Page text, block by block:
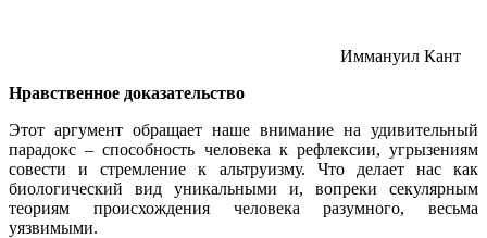
Иммануил Кант
Нравственное доказательство
Этот аргумент обращает наше внимание на удивительный
парадокс – способность человека к рефлексии, угрызениям
совести и стремление к альтруизму. Что делает нас как
биологический вид уникальными и, вопреки секулярным
теориям происхождения человека разумного, весьма
уязвимыми.